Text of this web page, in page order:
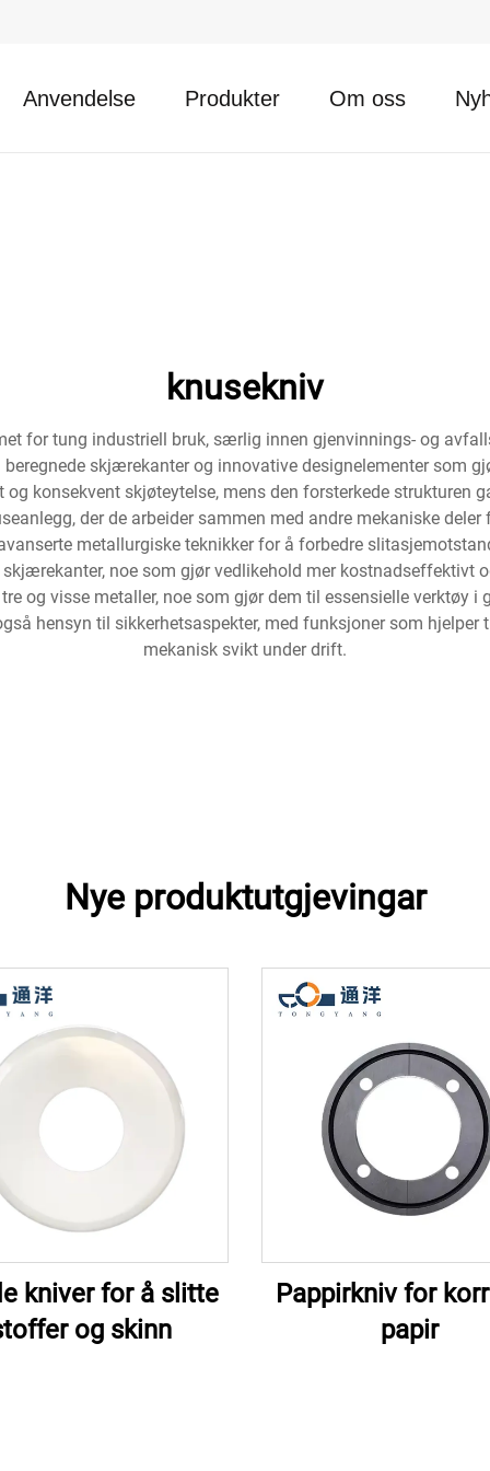
Anvendelse Produkter Om oss
knusekniv
for tung industriell bruk, særlig innen gjenvinnings- og
skjærekanter og innovative designelementer som
konsekvent skjøteytelse, mens den forsterkede strukturen
der de arbeider sammen med andre mekaniske
metallurgiske teknikker for å forbedre
noe som gjør vedlikehold mer kostnadseffektivt
og visse metaller, noe som gjør dem til essensielle verktøy
hensyn til sikkerhetsaspekter, med funksjoner som
mekanisk svikt under drift.
Nye produktutgjevingar
kniver for å slitte
og skinn
Pappirkniv for
papir